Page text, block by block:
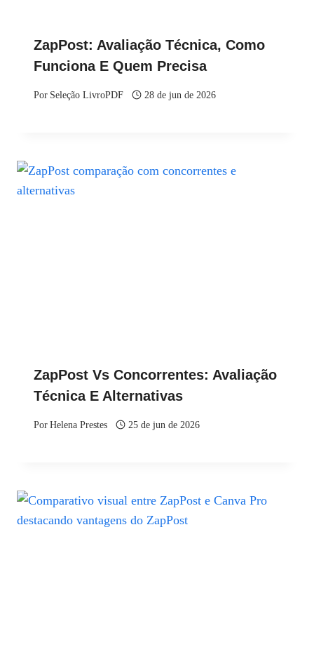
ZapPost: Avaliação Técnica, Como
Funciona E Quem Precisa
Por Seleção LivroPDF 28 de jun de 2026
ZapPost Vs Concorrentes: Avaliação
Técnica E Alternativas
PorHelena Prestes 25 de jun de 2026